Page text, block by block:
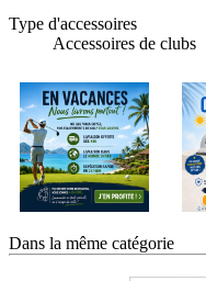
Type d'accessoires
Accessoires de clubs
Dans la même catégorie